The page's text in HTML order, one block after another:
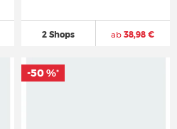
2 Shops ab 38,98 €
-50 %*
-50 %*